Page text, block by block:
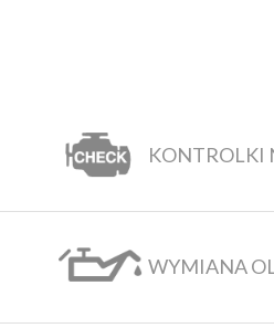
KONTROLKI
WYMIANA